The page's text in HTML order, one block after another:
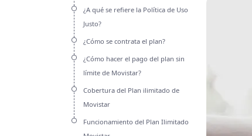
¿A qué se refiere la Política de Uso
Justo?
¿Cómo se contrata el plan?
¿Cómo hacer el pago del plan sin
límite de Movistar?
Cobertura del Plan ilimitado de
Movistar
Funcionamiento del Plan Ilimitado